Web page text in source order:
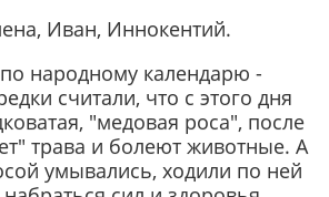
Иван, Иннокентий.
народному календарю -
считали, что с этого дня
"медовая роса", после
трава и болеют животные. А
умывались, ходили по ней